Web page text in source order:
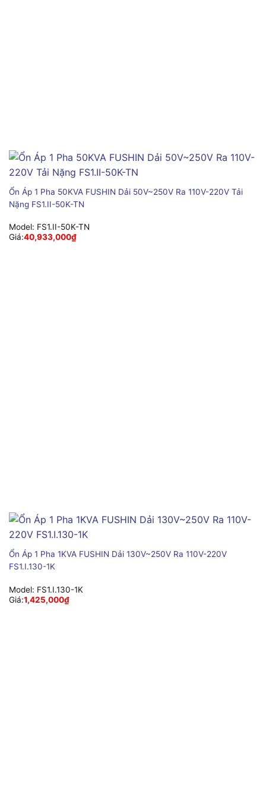
Ổn Áp 1 Pha 50KVA FUSHIN Dải 50V~250V Ra 110V-220V Tải
Nặng FS1.II-50K-TN
Model: FS1.II-50K-TN
Giá:40,933,000₫
Ổn Áp 1 Pha 1KVA FUSHIN Dải 130V~250V Ra 110V-220V
FS1.I.130-1K
Model: FS1.I.130-1K
Giá:1,425,000₫